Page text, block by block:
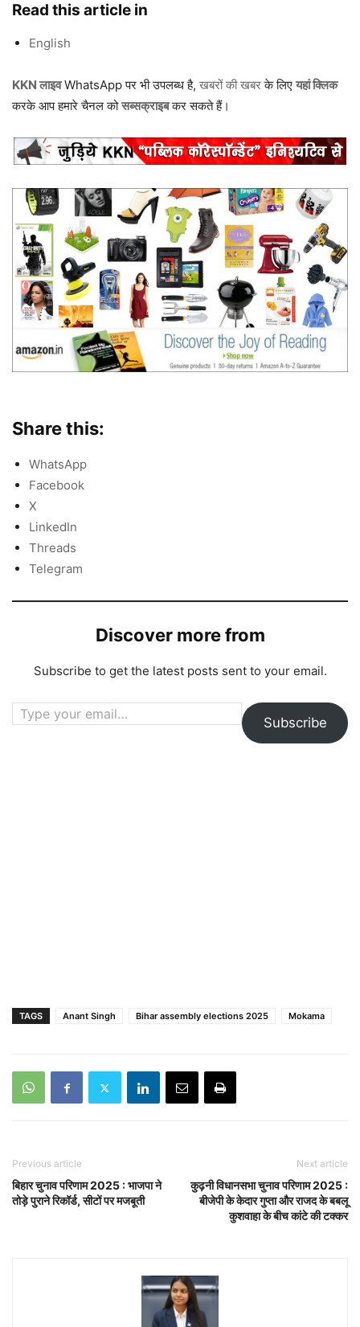
Read this article in
English
KKN लाइवWhatsApp पर भी उपलब्ध है, खबरों की खबरके लिए यहां क्लिक
करके आप हमारे चैनल कोसब्सक्राइबकर सकते हैं।
Share this:
WhatsApp
Facebook
X
LinkedIn
Threads
Telegram
Discover more from
Subscribe to get the latest posts sent to your email.
Type your email…
Subscribe
TAGS Anant Singh Bihar assembly elections 2025 Mokama
Previous article
बिहार चुनाव परिणाम 2025 : भाजपा ने
तोड़े पुराने रिकॉर्ड, सीटों पर मजबूती
Next article
कुढ़नी विधानसभा चुनाव परिणाम 2025 :
बीजेपी के केदार गुप्ता और राजद के बबलू
कुशवाहा के बीच कांटे की टक्कर